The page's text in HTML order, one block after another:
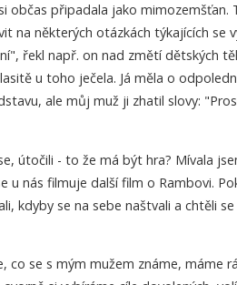
občas připadala jako mimozemšťan.
na některých otázkách týkajících se
řekl např. on nad změtí dětských
u toho ječela. Já měla o
ale můj muž ji zhatil slovy:
útočili - to že má být hra? Mívala
u nás filmuje další film o Rambovi.
kdyby se na sebe naštvali a chtěli
co se s mým mužem známe, máme